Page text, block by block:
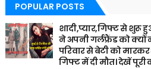
POPULAR POSTS
शादी,प्यार,गिफ्ट से शुरू
ने अपनी गर्लफ्रैंड को क्यों
परिवार से बेटी को
गिफ्ट में दी मौत। देखें पूरी